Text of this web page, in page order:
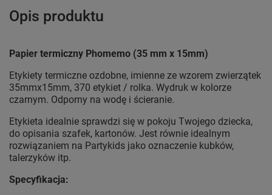
Opis produktu
Papier termiczny Phomemo (35 mm x 15mm)
Etykiety termiczne ozdobne, imienne ze wzorem zwierzątek
35mmx15mm, 370 etykiet / rolka. Wydruk w kolorze
czarnym. Odporny na wodę i ścieranie.
Etykieta idealnie sprawdzi się w pokoju Twojego dziecka,
do opisania szafek, kartonów. Jest równie idealnym
rozwiązaniem na Partykids jako oznaczenie kubków,
talerzyków itp.
Specyfikacja: